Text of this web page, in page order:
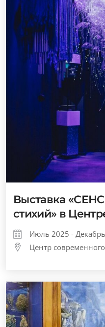
Выставка
стихий» в
Июль 2025 -
Центр